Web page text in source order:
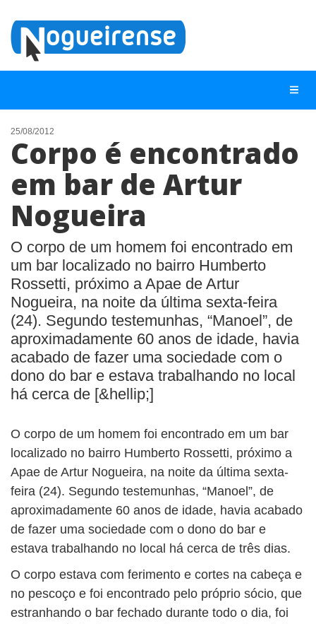
NOTÍCIAS
LISTA DIGITAL
TELEFONES ÚTEIS
QUEM SOMOS
CONTATO
ANUNCIE
BUSCAR
25/08/2012
Corpo é encontrado
em bar de Artur
Nogueira
O corpo de um homem foi encontrado em
um bar localizado no bairro Humberto
Rossetti, próximo a Apae de Artur
Nogueira, na noite da última sexta-feira
(24). Segundo testemunhas, “Manoel”, de
aproximadamente 60 anos de idade, havia
acabado de fazer uma sociedade com o
dono do bar e estava trabalhando no local
há cerca de [&hellip;]
O corpo de um homem foi encontrado em um bar
localizado no bairro Humberto Rossetti, próximo a
Apae de Artur Nogueira, na noite da última sexta-
feira (24). Segundo testemunhas, “Manoel”, de
aproximadamente 60 anos de idade, havia acabado
de fazer uma sociedade com o dono do bar e
estava trabalhando no local há cerca de três dias.
O corpo estava com ferimento e cortes na cabeça e
no pescoço e foi encontrado pelo próprio sócio, que
estranhando o bar fechado durante todo o dia, foi